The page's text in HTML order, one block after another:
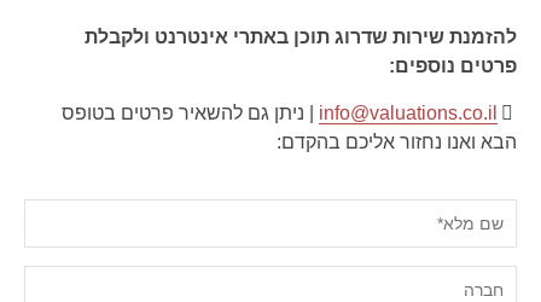
להזמנת שירות שדרוג תוכן באתרי אינטרנט ולקבלת
פרטים נוספים:
info@valuations.co.il | ניתן גם להשאיר פרטים בטופס
הבא ואנו נחזור אליכם בהקדם: